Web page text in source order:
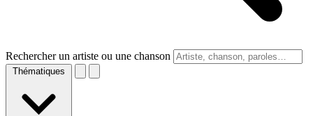
Rechercher un artiste ou une chanson
Thématiques